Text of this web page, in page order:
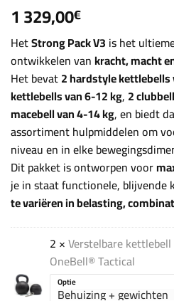
1 329,00€
HetStrong Pack V3 is het
ontwikkelen vankracht, macht
Het bevat2 hardstyle
kettlebells van 6-12 kg, 2
macebell van 4-14 kg, en biedt
assortiment hulpmiddelen om
niveau en in elke
Dit pakket is ontworpen voor
je in staat functionele, blijvende
te variëren in belasting,
2 ×Verstelbare
OneBell® Tactical
Optie